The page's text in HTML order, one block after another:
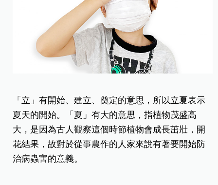
「立」有開始、建立、奠定的意思，所以立夏表示
夏天的開始。「夏」有大的意思，指植物茂盛高
大，是因為古人觀察這個時節植物會成長茁壯，開
花結果，故對於從事農作的人家來說有著要開始防
治病蟲害的意義。